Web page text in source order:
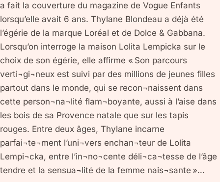
a fait la couverture du magazine de Vogue Enfants
lorsqu’elle avait 6 ans. Thylane Blondeau a déjà été
l’égérie de la marque Loréal et de Dolce & Gabbana.
Lorsqu’on interroge la maison Lolita Lempicka sur le
choix de son égérie, elle affirme « Son parcours
verti¬gi¬neux est suivi par des millions de jeunes filles
partout dans le monde, qui se recon¬naissent dans
cette person¬na¬lité flam¬boyante, aussi à l’aise dans
les bois de sa Provence natale que sur les tapis
rouges. Entre deux âges, Thylane incarne
parfai¬te¬ment l’uni¬vers enchan¬teur de Lolita
Lempi¬cka, entre l’in¬no¬cente déli¬ca¬tesse de l’âge
tendre et la sensua¬lité de la femme nais¬sante »…